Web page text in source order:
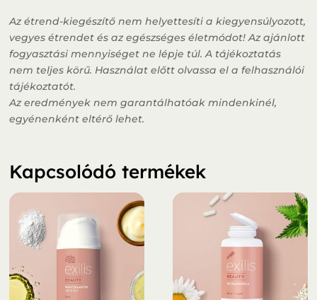
Az étrend-kiegészítő nem helyettesíti a kiegyensúlyozott,
vegyes étrendet és az egészséges életmódot! Az ajánlott
fogyasztási mennyiséget ne lépje túl. A tájékoztatás
nem teljes körű. Használat előtt olvassa el a felhasználói
tájékoztatót.
Az eredmények nem garantálhatóak mindenkinél,
egyénenként eltérő lehet.
Kapcsolódó termékek